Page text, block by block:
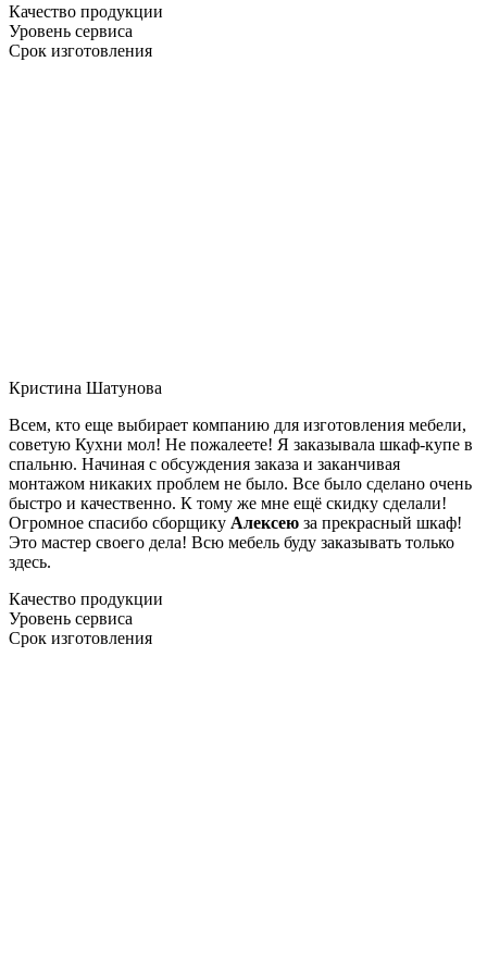
Качество продукции
Уровень сервиса
Срок изготовления
Кристина Шатунова
Всем, кто еще выбирает компанию для изготовления мебели,
советую Кухни мол! Не пожалеете! Я заказывала шкаф-купе в
спальню. Начиная с обсуждения заказа и заканчивая
монтажом никаких проблем не было. Все было сделано очень
быстро и качественно. К тому же мне ещё скидку сделали!
Огромное спасибо сборщику Алексею за прекрасный шкаф!
Это мастер своего дела! Всю мебель буду заказывать только
здесь.
Качество продукции
Уровень сервиса
Срок изготовления